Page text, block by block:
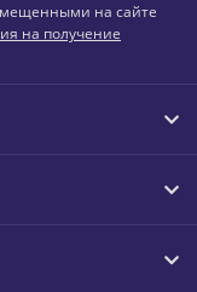
на сайте
на получение